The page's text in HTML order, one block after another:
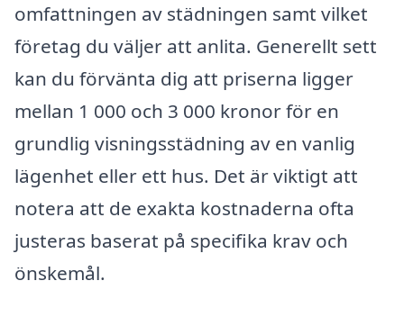
omfattningen av städningen samt vilket
företag du väljer att anlita. Generellt sett
kan du förvänta dig att priserna ligger
mellan 1 000 och 3 000 kronor för en
grundlig visningsstädning av en vanlig
lägenhet eller ett hus. Det är viktigt att
notera att de exakta kostnaderna ofta
justeras baserat på specifika krav och
önskemål.